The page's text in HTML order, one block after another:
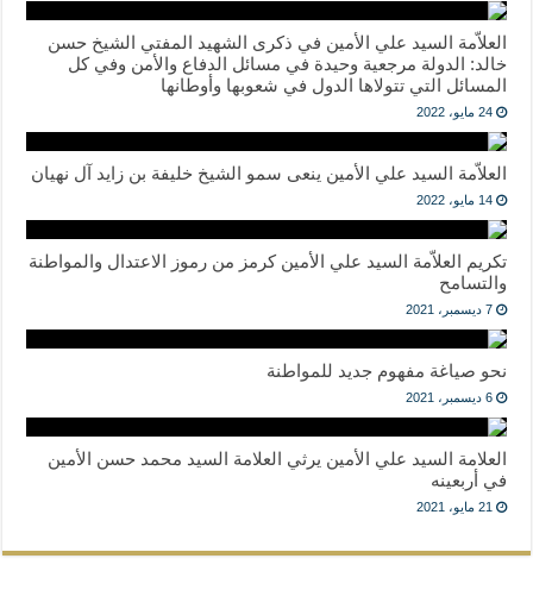
العلاّمة السيد علي الأمين في ذكرى الشهيد المفتي الشيخ حسن
خالد: الدولة مرجعية وحيدة في مسائل الدفاع والأمن وفي كل
المسائل التي تتولاها الدول في شعوبها وأوطانها
24 مايو، 2022
العلاّمة السيد علي الأمين ينعى سمو الشيخ خليفة بن زايد آل نهيان
14 مايو، 2022
تكريم العلاّمة السيد علي الأمين كرمز من رموز الاعتدال والمواطنة
والتسامح
7 ديسمبر، 2021
نحو صياغة مفهوم جديد للمواطنة
6 ديسمبر، 2021
العلامة السيد علي الأمين يرثي العلامة السيد محمد حسن الأمين
في أربعينه
21 مايو، 2021